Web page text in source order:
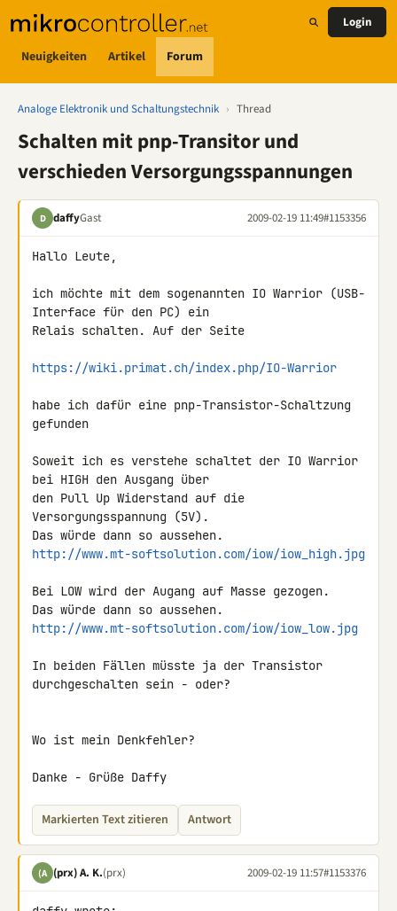
Neuigkeiten Artikel Forum
Login
Analoge Elektronik und Schaltungstechnik › Thread
Schalten mit pnp-Transitor und
verschieden Versorgungsspannungen
D daffyGast 2009-02-19 11:49#1153356
Hallo Leute,
ich möchte mit dem sogenannten IO Warrior (USB-
Interface für den PC) ein
Relais schalten. Auf der Seite
https://wiki.primat.ch/index.php/IO-Warrior
habe ich dafür eine pnp-Transistor-Schaltzung
gefunden
Soweit ich es verstehe schaltet der IO Warrior
bei HIGH den Ausgang über
den Pull Up Widerstand auf die
Versorgungsspannung (5V).
http://www.mt-softsolution.com/iow/iow_high.jpg
Bei LOW wird der Augang auf Masse gezogen.
http://www.mt-softsolution.com/iow/iow_low.jpg
In beiden Fällen müsste ja der Transistor
durchgeschalten sein - oder?
Wo ist mein Denkfehler?
Danke - Grüße Daffy
Markierten Text zitieren Antwort
(A (prx) A. K.(prx) 2009-02-19 11:57#1153376